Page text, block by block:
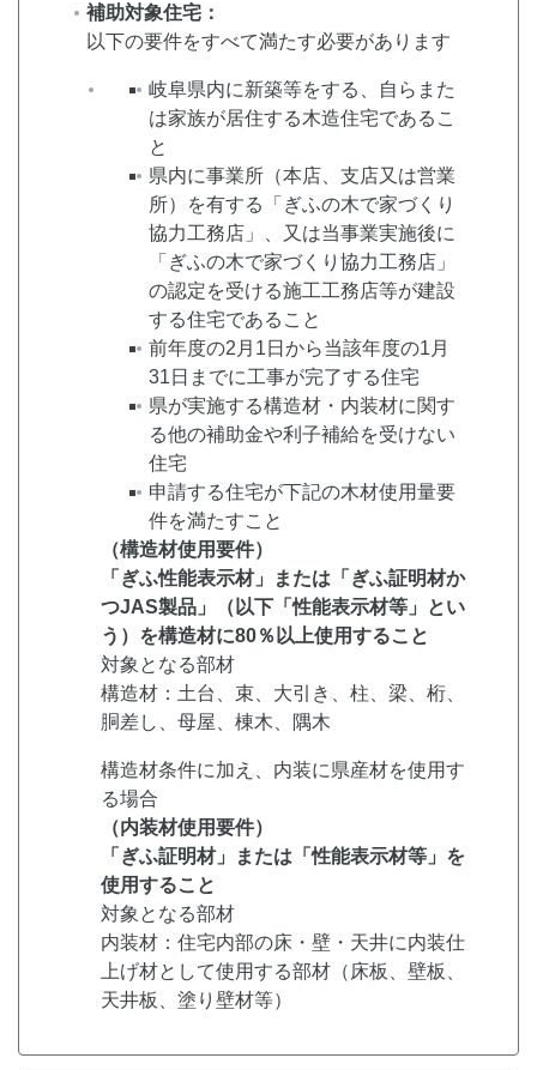
補助対象住宅：
以下の要件をすべて満たす必要があります
岐阜県内に新築等をする、自らまた
は家族が居住する木造住宅であるこ
と
県内に事業所（本店、支店又は営業
所）を有する「ぎふの木で家づくり
協力工務店」、又は当事業実施後に
「ぎふの木で家づくり協力工務店」
の認定を受ける施工工務店等が建設
する住宅であること
前年度の2月1日から当該年度の1月
31日までに工事が完了する住宅
県が実施する構造材・内装材に関す
る他の補助金や利子補給を受けない
住宅
申請する住宅が下記の木材使用量要
件を満たすこと
（構造材使用要件）
「ぎふ性能表示材」または「ぎふ証明材か
つJAS製品」（以下「性能表示材等」とい
う）を構造材に80％以上使用すること
対象となる部材
構造材：土台、束、大引き、柱、梁、桁、
胴差し、母屋、棟木、隅木
構造材条件に加え、内装に県産材を使用す
る場合
（内装材使用要件）
「ぎふ証明材」または「性能表示材等」を
使用すること
対象となる部材​
内装材：住宅内部の床・壁・天井に内装仕
上げ材として使用する部材（床板、壁板、
天井板、塗り壁材等​）